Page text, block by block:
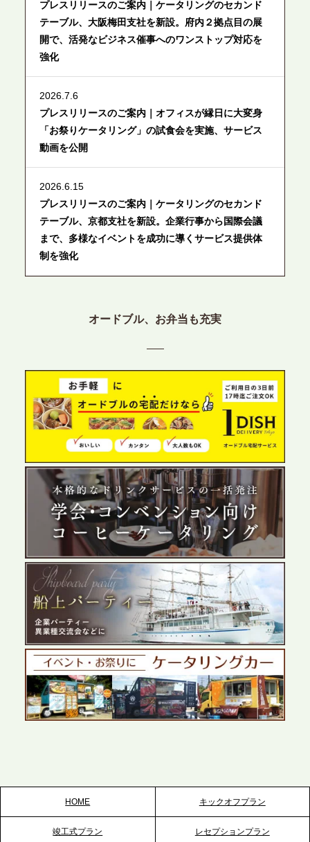
プレスリリースのご案内｜ケータリングのセカンド
テーブル、大阪梅田支社を新設。府内２拠点目の展
開で、活発なビジネス催事へのワンストップ対応を
強化
2026.7.6
プレスリリースのご案内｜オフィスが縁日に大変身
「お祭りケータリング」の試食会を実施、サービス
動画を公開
2026.6.15
プレスリリースのご案内｜ケータリングのセカンド
テーブル、京都支社を新設。企業行事から国際会議
まで、多様なイベントを成功に導くサービス提供体
制を強化
プレスリリースのご案内｜ケータリングのセカンド
目の展開で、拡大する出張パーティー・ケータリン
2026.6.4
プレスリリースのご案内｜夏の社内親睦が、配属後
の離職防止に。オフィスや会議室で縁日気分を味わ
う「お祭りケータリング」の提供を開始
2026.5.29
プレスリリースのご案内｜ケータリングのセカンド
テーブル、群馬前橋支社を設立。再開発やオフィス
展開が進む前橋エリアの企業ニーズに応え、高品質
なサービスで各種イベント・懇親会をサポート
2026.5.27
プレスリリースのご案内｜ケータリングのセカンド
テーブル、千葉本社を新設。幕張・舞浜の大型イベ
ントから主要都市の社内懇親会まで、現地拠点を活
かしたスムーズな対応を展開
2026.5.22
2026.5.20
プレスリリースのご案内｜ケータリングのセカンド
オードブル、お弁当も充実
HOME キックオフプラン
竣工式プラン レセプションプラン